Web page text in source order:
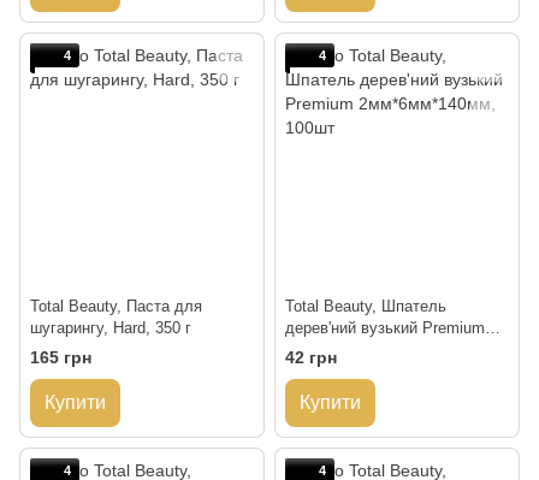
4
Total Beauty, Паста для
шугарингу, Hard, 350 г
165 грн
Купити
4
Total Beauty, Шпатель
дерев'ний вузький Premium
2мм*6мм*140мм, 100шт
42 грн
Купити
4 4